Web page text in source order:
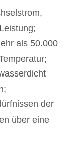
als 50.000
der
über eine